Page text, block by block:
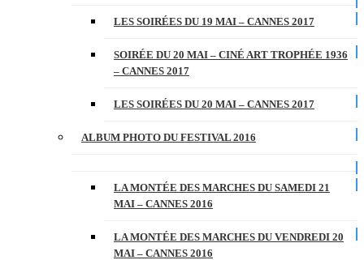
LES SOIRÉES DU 19 MAI – CANNES 2017
SOIRÉE DU 20 MAI – CINÉ ART TROPHÉE 1936
– CANNES 2017
LES SOIRÉES DU 20 MAI – CANNES 2017
ALBUM PHOTO DU FESTIVAL 2016
LA MONTÉE DES MARCHES DU SAMEDI 21
MAI – CANNES 2016
LA MONTÉE DES MARCHES DU VENDREDI 20
MAI – CANNES 2016